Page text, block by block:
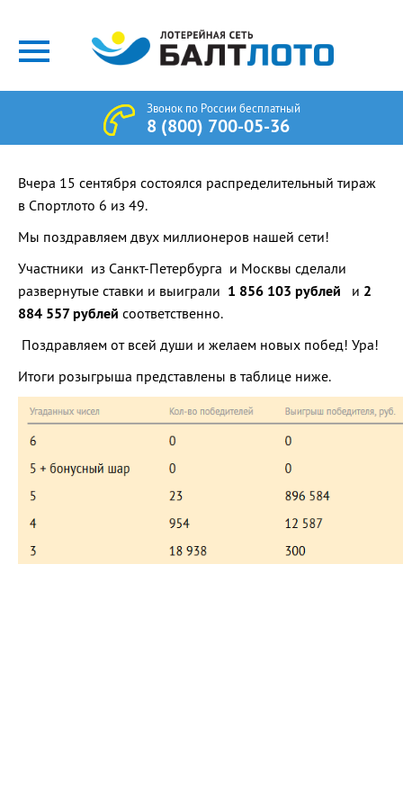
Звонок по России бесплатный
8 (800) 700-05-36
Вчера 15 сентября состоялся распределительный тираж
в Спортлото 6 из 49.
Мы поздравляем двух миллионеров нашей сети!
Участники из Санкт-Петербурга и Москвы сделали
развернутые ставки и выиграли 1 856 103 рублей и 2
884 557 рублей соответственно.
Поздравляем от всей души и желаем новых побед! Ура!
Итоги розыгрыша представлены в таблице ниже.